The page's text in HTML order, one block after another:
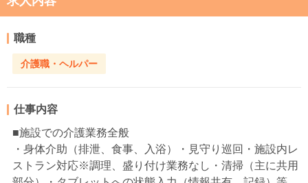
職種
介護職・ヘルパー
仕事内容
■施設での介護業務全般
・身体介助（排泄、食事、入浴）・見守り巡回・施設内レ
ストラン対応※調理、盛り付け業務なし・清掃（主に共用